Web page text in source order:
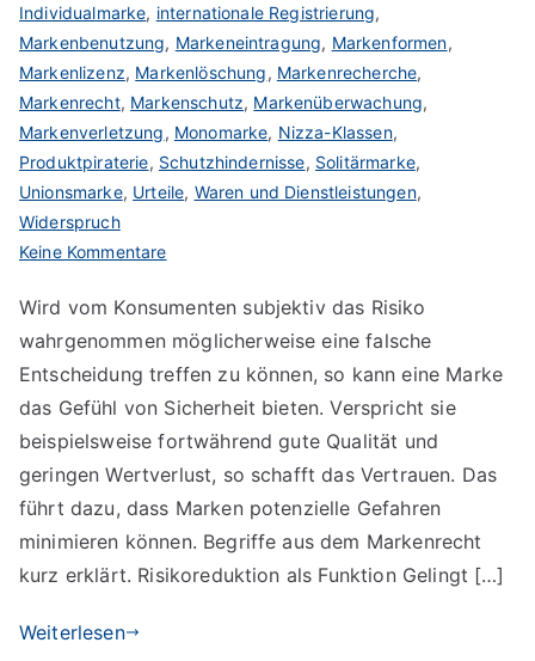
Individualmarke, internationale Registrierung,
Markenbenutzung, Markeneintragung, Markenformen,
Markenlizenz, Markenlöschung, Markenrecherche,
Markenrecht, Markenschutz, Markenüberwachung,
Markenverletzung, Monomarke, Nizza-Klassen,
Produktpiraterie, Schutzhindernisse, Solitärmarke,
Unionsmarke, Urteile, Waren und Dienstleistungen,
Widerspruch
Keine Kommentarezu
schaffen
Vertrauen
durch
Risikoreduktion
Wird vom Konsumenten subjektiv das Risiko
wahrgenommen möglicherweise eine falsche
Entscheidung treffen zu können, so kann eine Marke
das Gefühl von Sicherheit bieten. Verspricht sie
beispielsweise fortwährend gute Qualität und
geringen Wertverlust, so schafft das Vertrauen. Das
führt dazu, dass Marken potenzielle Gefahren
minimieren können. Begriffe aus dem Markenrecht
kurz erklärt. Risikoreduktion als Funktion Gelingt […]
Weiterlesen